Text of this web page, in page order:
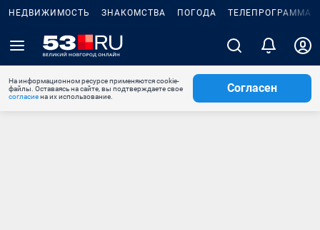
НЕДВИЖИМОСТЬ ЗНАКОМСТВА ПОГОДА ТЕЛЕПРОГРАММА
На информационном ресурсе применяются cookie-
файлы. Оставаясь на сайте, вы подтверждаете свое
согласиена их использование.
Согласен